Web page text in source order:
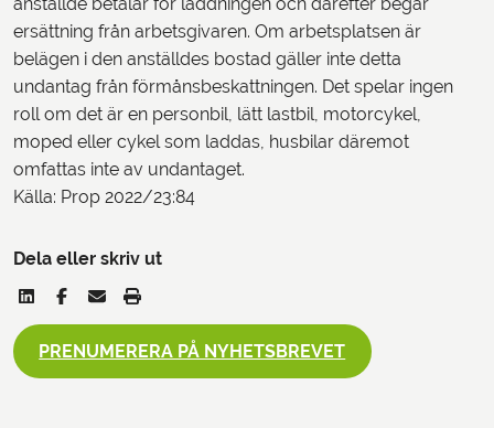
anställde betalar för laddningen och därefter begär
ersättning från arbetsgivaren. Om arbetsplatsen är
belägen i den anställdes bostad gäller inte detta
undantag från förmånsbeskattningen. Det spelar ingen
roll om det är en personbil, lätt lastbil, motorcykel,
moped eller cykel som laddas, husbilar däremot
omfattas inte av undantaget.
Källa: Prop 2022/23:84
Dela eller skriv ut
PRENUMERERA PÅ NYHETSBREVET